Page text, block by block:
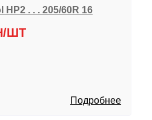
. . . 205/60R 16
ШТ
Подробнее